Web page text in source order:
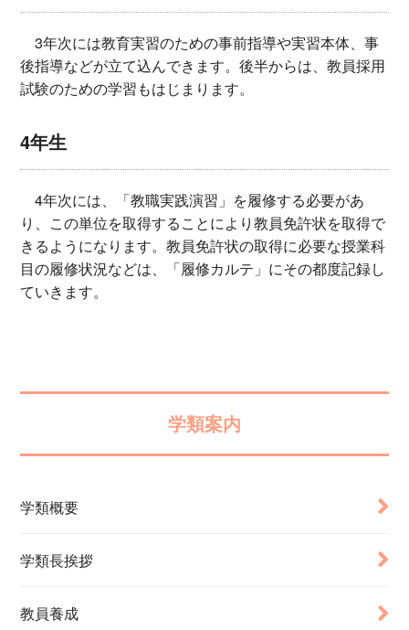
3年次には教育実習のための事前指導や実習本体、事
後指導などが立て込んできます。後半からは、教員採用
試験のための学習もはじまります。
4年生
4年次には、「教職実践演習」を履修する必要があ
り、この単位を取得することにより教員免許状を取得で
きるようになります。教員免許状の取得に必要な授業科
目の履修状況などは、「履修カルテ」にその都度記録し
ていきます。
学類案内
学類概要
学類長挨拶
教員養成